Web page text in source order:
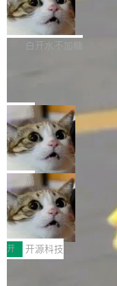
的图像元素不在同一个
联 加...
至今）的所有 commit，
经过人工复核，准确度
社区爱好者提供了高效
ebastian Pipping 写在博
他宣布了一个新消息：
他可以全职维护
库之一。你的操作系统
施软件，很可能都在用
的人一直在用业余...
Firefox 153.0.3 发布
Firefox 153.0.3 现已发
下： New Smart
i> <li>现在，助手可以直接使用 Exa 的网络搜索
结果回答问题，而无需
（<a href="https://
bug.cgi?id=204...
白开水不加糖
的 npm 包。项目的核心
ent 计算。真正适合的
工程师在这件事上没什
orkers 跑了十年 Isolate
nce 的话说：「我们一
码，而 AI Agent 不需要
late。」 容器为什么不
和销毁都太重了。一个
只需要几毫秒的 CPU 时
就绪要花数秒。如果未
局
OpenAI 公开邮件和聊
诉讼，称“Apple is
g”
上个月，苹果一纸诉状
控其挖角苹果前员工并
状把 OpenAI 描述成一
人、套取机密信息的对
函，也没选择庭外沉默
文，标题只有六个字：
ng。 然后，它把邮件往
录全贴了出来。 他发错
局
HUAWEI MatePad
ddy鸿蒙PC版，说话
搭子
全能AI工作台
I MatePad Edge应用市
用，与鸿蒙电脑上的体
这是目前市面上唯一支
开 开源科技
FFmpeg 9.0 发布：